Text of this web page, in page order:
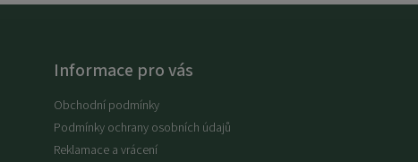
Informace pro vás
Obchodní podmínky
Podmínky ochrany osobních údajů
Reklamace a vrácení